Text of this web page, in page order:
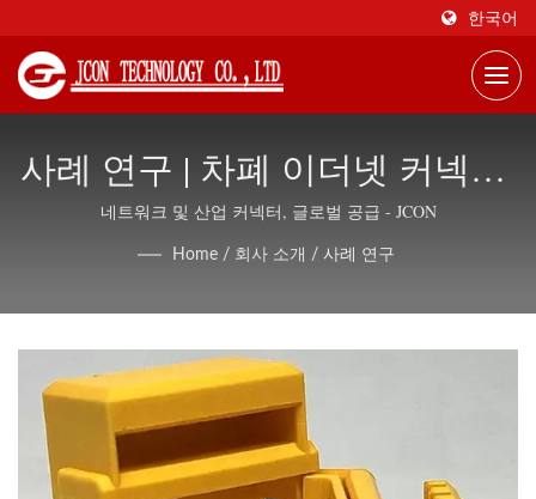
한국어
사례 연구 | 차폐 이더넷 커넥터,
OEM/ODM 지원 - JCON
네트워크 및 산업 커넥터, 글로벌 공급 - JCON
Home / 회사 소개 / 사례 연구